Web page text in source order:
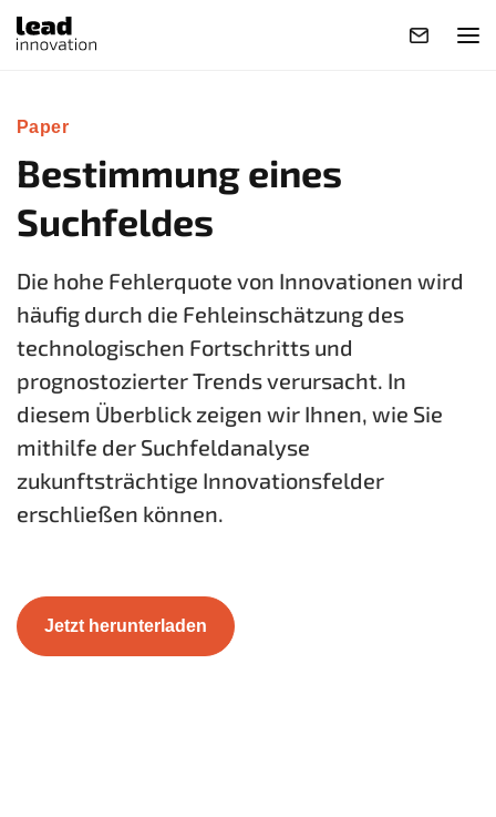
Paper
Bestimmung eines
Suchfeldes
Die hohe Fehlerquote von Innovationen wird
häufig durch die Fehleinschätzung des
technologischen Fortschritts und
prognostozierter Trends verursacht. In
diesem Überblick zeigen wir Ihnen, wie Sie
mithilfe der Suchfeldanalyse
zukunftsträchtige Innovationsfelder
erschließen können.
Jetzt herunterladen